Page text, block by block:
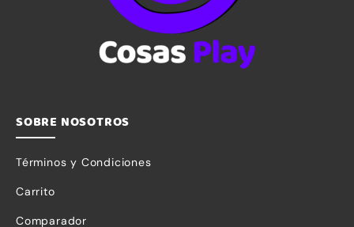
SOBRE NOSOTROS
Términos y Condiciones
Carrito
Comparador